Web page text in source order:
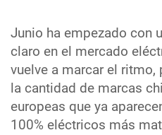
Junio ha empezado con
claro en el mercado
vuelve a marcar el ritmo,
la cantidad de marcas
europeas que ya
100% eléctricos más